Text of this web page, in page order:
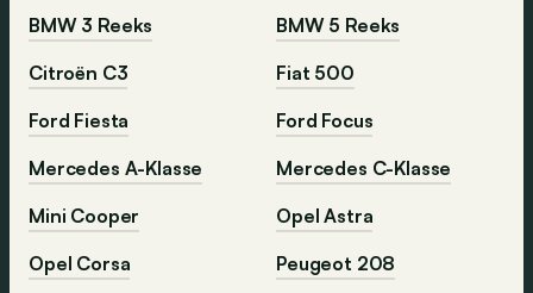
BMW 3 Reeks
BMW 5 Reeks
Citroën C3
Fiat 500
Ford Fiesta
Ford Focus
Mercedes A-Klasse
Mercedes C-Klasse
Mini Cooper
Opel Astra
Opel Corsa
Peugeot 208